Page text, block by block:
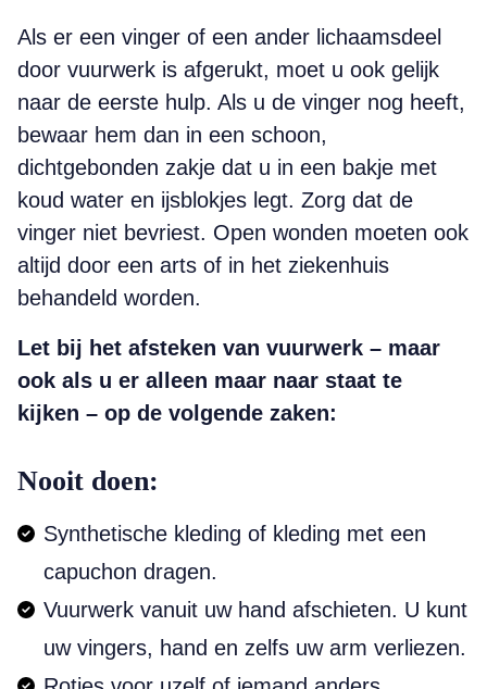
Als er een vinger of een ander lichaamsdeel
door vuurwerk is afgerukt, moet u ook gelijk
naar de eerste hulp. Als u de vinger nog heeft,
bewaar hem dan in een schoon,
dichtgebonden zakje dat u in een bakje met
koud water en ijsblokjes legt. Zorg dat de
vinger niet bevriest. Open wonden moeten ook
altijd door een arts of in het ziekenhuis
behandeld worden.
Let bij het afsteken van vuurwerk – maar
ook als u er alleen maar naar staat te
kijken – op de volgende zaken:
Nooit doen:
Synthetische kleding of kleding met een
capuchon dragen.
Vuurwerk vanuit uw hand afschieten. U kunt
uw vingers, hand en zelfs uw arm verliezen.